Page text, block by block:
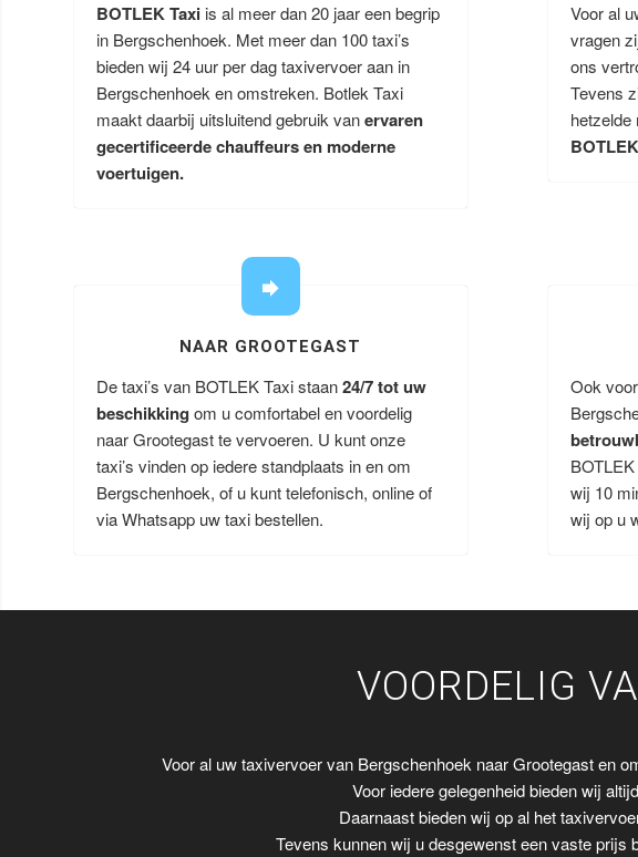
BOTLEK Taxi is al meer dan 20 jaar een begrip
in Bergschenhoek. Met meer dan 100 taxi’s
bieden wij 24 uur per dag taxivervoer aan in
Bergschenhoek en omstreken. Botlek Taxi
maakt daarbij uitsluitend gebruik vanervaren
gecertificeerde chauffeurs en moderne
voertuigen.
Voor al
vragen
ons
Tevens
hetzelde
NAAR GROOTEGAST
De taxi’s van BOTLEK Taxi staan24/7 tot uw
beschikking om u comfortabel en voordelig
naar Grootegast te vervoeren. U kunt onze
taxi’s vinden op iedere standplaats in en om
Bergschenhoek, of u kunt telefonisch, online of
via Whatsapp uw taxi bestellen.
Ook
wij 10
wij op u
VOORDELIG
Voor al uw taxivervoer van Bergschenhoek naar Grootegast en
Voor iedere gelegenheid bieden wij
Daarnaast bieden wij op al het
Tevens kunnen wij u desgewenst een vaste prijs